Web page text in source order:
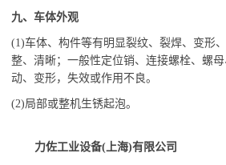
九、车体外观
(1)车体、构件等有明显裂纹、裂焊、变形
整、清晰；一般性定位销、连接螺栓、螺
动、变形，失效或作用不良。
(2)局部或整机生锈起泡。
力佐工业设备( 上海)有限公司